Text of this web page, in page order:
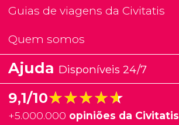
Guias de viagens da Civitatis
Quem somos
Ajuda Disponíveis 24/7
9,1/10★★★★★
★★★★★
+5.000.000 opiniões da Civitatis